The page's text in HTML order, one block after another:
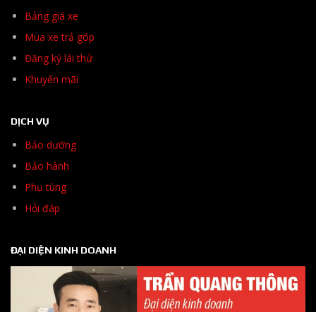
Bảng giá xe
Mua xe trả góp
Đăng ký lái thử
Khuyến mãi
DỊCH VỤ
Bảo dưỡng
Bảo hành
Phụ tùng
Hỏi đáp
ĐẠI DIỆN KINH DOANH